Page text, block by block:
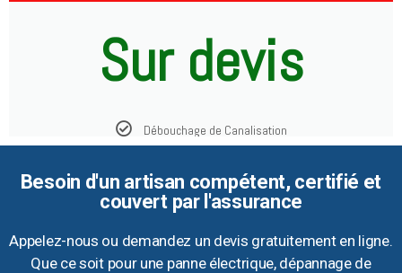
Sur devis
Débouchage de Canalisation
Besoin d'un artisan compétent, certifié et
couvert par l'assurance
Appelez-nous ou demandez un devis gratuitement en ligne.
Que ce soit pour une panne électrique, dépannage de